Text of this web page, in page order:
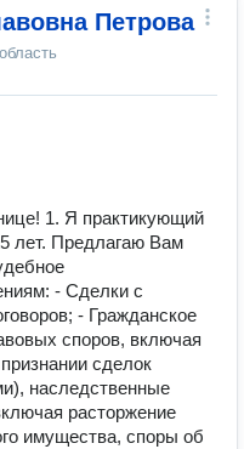
Петрова
1. Я практикующий
лет. Предлагаю Вам
- Сделки с
- Гражданское
споров, включая
сделок
наследственные
расторжение
имущества, споры об